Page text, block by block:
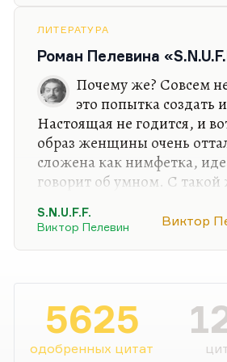
Клочкова. Чапаев здесь не
ЛИТЕРАТУРА
Роман Пелевина
Почему же? Совсем
это попытка
Настоящая не годится, и
образ женщины очень
сложена как нимфетка,
говорит об умном. С
мечтает об искусственной
Пелевин, а его
скучный. Мне ещё очень
самое нежное, что
S.N.U.F.F.
Виктор Пелевин
Виктор
5625
одобренных цитат